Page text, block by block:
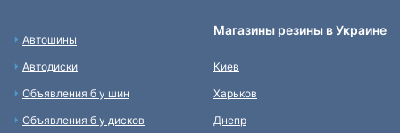
Автошины
Автодиски
Объявления б у шин
Объявления б у дисков
Магазины резины в Украине
Киев
Харьков
Днепр